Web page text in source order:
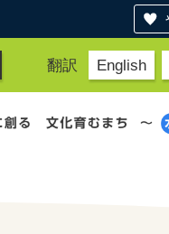
翻訳 English